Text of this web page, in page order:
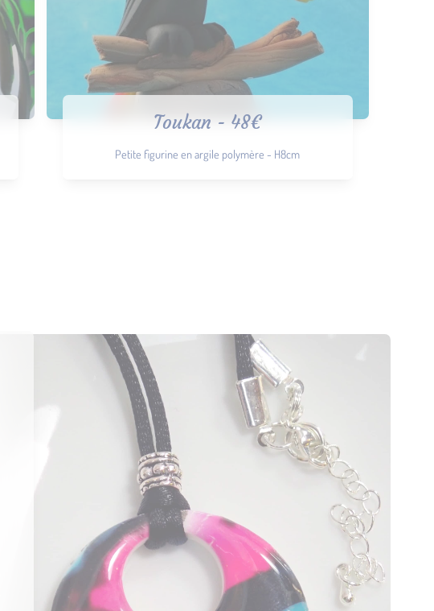
Toukan - 48€
Petite figurine en argile polymère - H8cm